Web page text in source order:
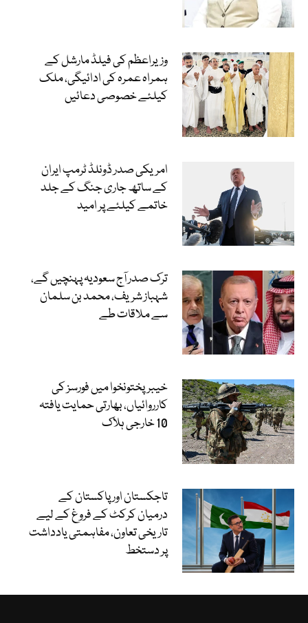
وزیراعظم کی فیلڈ مارشل کے
ہمراہ عمرہ کی ادائیگی، ملک
کیلئے خصوصی دعائیں
امریکی صدر ڈونلڈ ٹرمپ ایران
کے ساتھ جاری جنگ کے جلد
خاتمے کیلئے پر امید
ترک صدر آج سعودیہ پہنچیں گے،
شہباز شریف، محمد بن سلمان
سے ملاقات طے
خیبرپختونخوا میں فورسز کی
کارروائیاں، بھارتی حمایت یافتہ
10 خارجی ہلاک
تاجکستان اور پاکستان کے
درمیان کرکٹ کے فروغ کے لیے
تاریخی تعاون، مفاہمتی یادداشت
پر دستخط